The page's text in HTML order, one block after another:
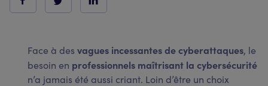
Face à des vagues incessantes de cyberattaques, le
besoin en professionnels maîtrisant la cybersécurité
n’a jamais été aussi criant. Loin d’être un choix